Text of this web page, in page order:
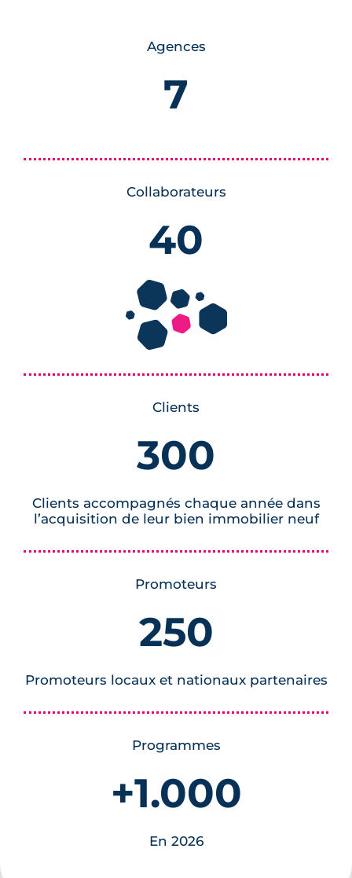
Agences
7
Collaborateurs
40
Clients
300
Clients accompagnés chaque année dans
l’acquisition de leur bien immobilier neuf
Promoteurs
250
Promoteurs locaux et nationaux partenaires
Programmes
+1.000
En 2026